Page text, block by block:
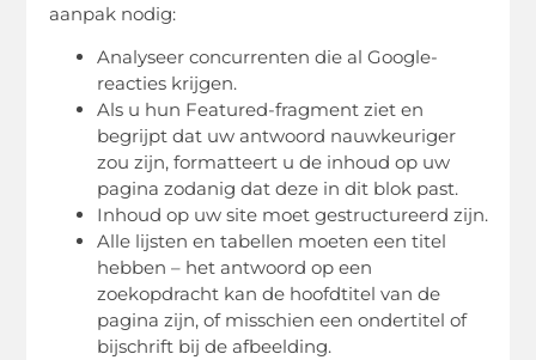
aanpak nodig:
Analyseer concurrenten die al Google-
reacties krijgen.
Als u hun Featured-fragment ziet en
begrijpt dat uw antwoord nauwkeuriger
zou zijn, formatteert u de inhoud op uw
pagina zodanig dat deze in dit blok past.
Inhoud op uw site moet gestructureerd zijn.
Alle lijsten en tabellen moeten een titel
hebben – het antwoord op een
zoekopdracht kan de hoofdtitel van de
pagina zijn, of misschien een ondertitel of
bijschrift bij de afbeelding.